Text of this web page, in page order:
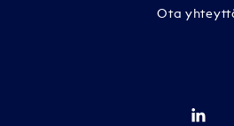
Ota